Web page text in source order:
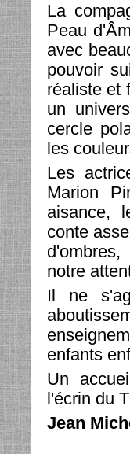
La
Peau
avec
pouvoir
réaliste et
un
cercle
les
Les
Marion
aisance,
conte
notre
Il ne
enfants
Un
l'écrin du
Jean